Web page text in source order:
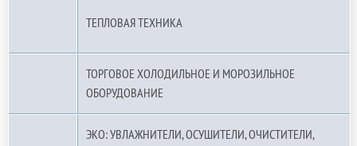
ТЕПЛОВАЯ ТЕХНИКА
ТОРГОВОЕ ХОЛОДИЛЬНОЕ И МОРОЗИЛЬНОЕ
ОБОРУДОВАНИЕ
ЭКО: УВЛАЖНИТЕЛИ, ОСУШИТЕЛИ, ОЧИСТИТЕЛИ,